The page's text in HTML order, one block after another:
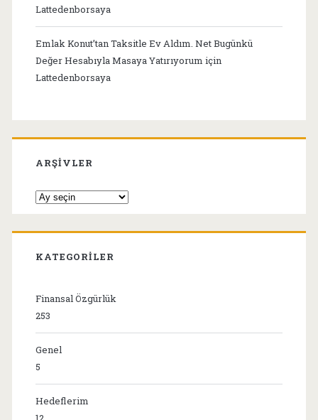
Lattedenborsaya
Emlak Konut’tan Taksitle Ev Aldım. Net Bugünkü
Değer Hesabıyla Masaya Yatırıyorum için
Lattedenborsaya
ARŞIVLER
Arşivler
KATEGORILER
Finansal Özgürlük
253
Genel
5
Hedeflerim